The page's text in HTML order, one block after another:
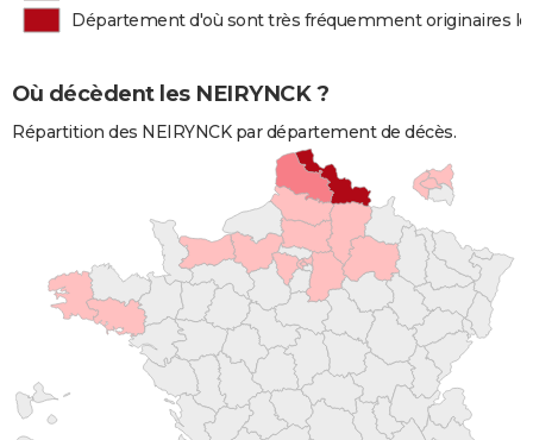
Département d'où sont très fréquemment originaires
Où décèdent les NEIRYNCK ?
Répartition des NEIRYNCK par département de décès.